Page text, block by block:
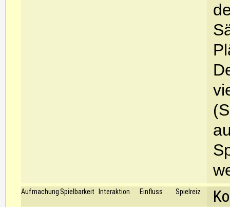
Aufmachung Spielbarkeit Interaktion Einfluss Spielreiz